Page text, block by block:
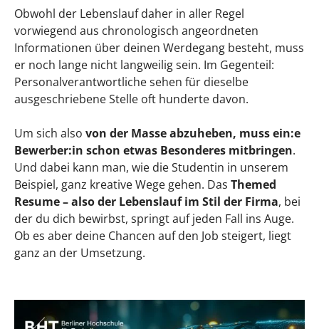
Obwohl der Lebenslauf daher in aller Regel
vorwiegend aus chronologisch angeordneten
Informationen über deinen Werdegang besteht, muss
er noch lange nicht langweilig sein. Im Gegenteil:
Personalverantwortliche sehen für dieselbe
ausgeschriebene Stelle oft hunderte davon.
Um sich also von der Masse abzuheben, muss ein:e
Bewerber:in schon etwas Besonderes mitbringen.
Und dabei kann man, wie die Studentin in unserem
Beispiel, ganz kreative Wege gehen. Das Themed
Resume – also der Lebenslauf im Stil der Firma, bei
der du dich bewirbst, springt auf jeden Fall ins Auge.
Ob es aber deine Chancen auf den Job steigert, liegt
ganz an der Umsetzung.